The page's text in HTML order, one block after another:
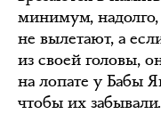
минимум,
не вылетают, а
из своей головы,
на лопате у Бабы
чтобы их забывали.